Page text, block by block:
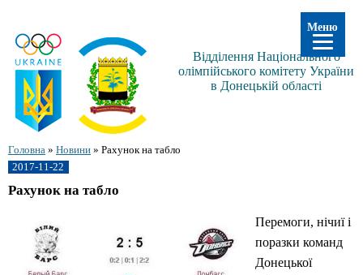
Відділення Національного
олімпійського комітету України
в Донецькій області
Головна » Новини » Рахунок на табло
2017-11-22
Рахунок на табло
Перемоги, нічиї і
поразки команд
Донецької
Меню